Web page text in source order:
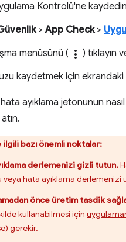
Kontrolü'ne
>App Check>
menüsünü ( more_vert ) tıklayın
kaydetmek için ekrandaki
ayıklama jetonunun
ilgili bazı önemli noktalar:
derlemenizi gizli tutun.
hata ayıklama
önce üretim tasdik
kullanabilmesi için
gerekir.